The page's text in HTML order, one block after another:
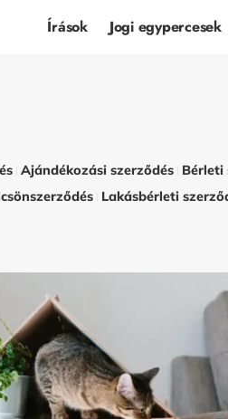
Írások Jogi egypercesek
Ajándékozási szerződés Bérleti
Lakásbérleti